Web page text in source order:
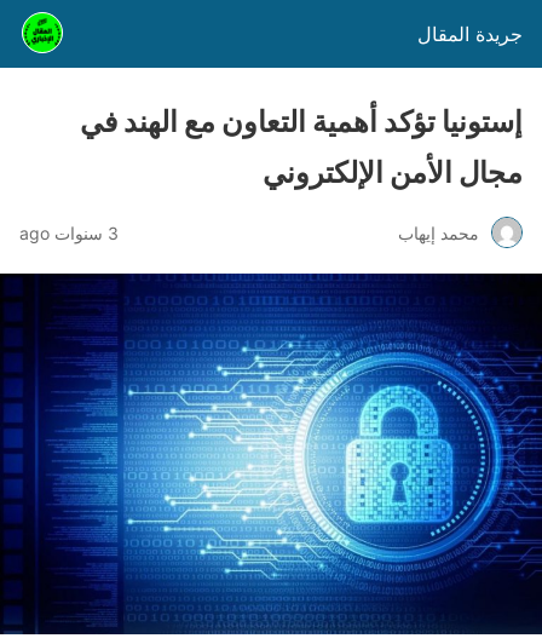
جريدة المقال
إستونيا تؤكد أهمية التعاون مع الهند في
مجال الأمن الإلكتروني
محمد إيهاب 3 سنوات ago